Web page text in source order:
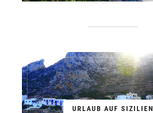
URLAUB AUF SIZILIEN